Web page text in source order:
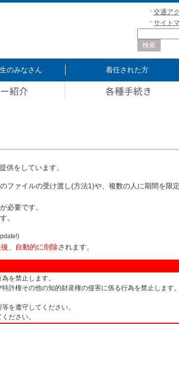
交通ア
サイト
のみなさん 着任された方
供をしています。
ファイルの受け渡し(方法1)や、複数の人に期間を限
必要です。
。
、自動的に削除されます。
を禁止します。
許権その他の知的財産権の侵害に係る行為を禁止します
を遵守してください。
ださい。